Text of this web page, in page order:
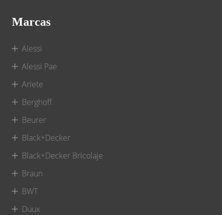
Marcas
Alessi
Alessi Pae
Ariete
Berghoff
Beurer
Black+Decker
Black+Decker Bricolaje
Braun
BWT
Duux